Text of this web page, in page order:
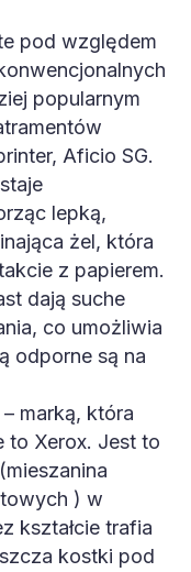
pod względem
popularnym
Aficio SG.
lepką,
żel, która
z papierem.
dają suche
co umożliwia
odporne są na
– marką, która
to Xerox. Jest to
) w
kształcie trafia
kostki pod